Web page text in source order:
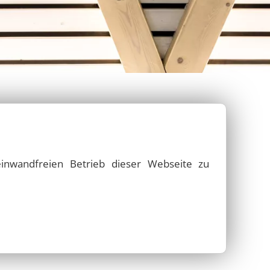
freiraum
Stadtmöbel und mehr…
Studienakademie Bautzen
Marktplatz Ilmenau
Ortsämter DresdenBetrieb dieser Webseite zu